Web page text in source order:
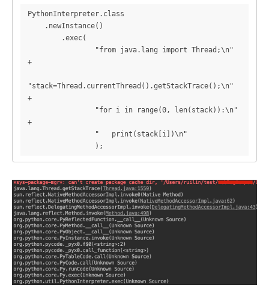
PythonInterpreter.class
+
"stack=Thread.currentThread().getStackTrace();\n"
+
+
                );